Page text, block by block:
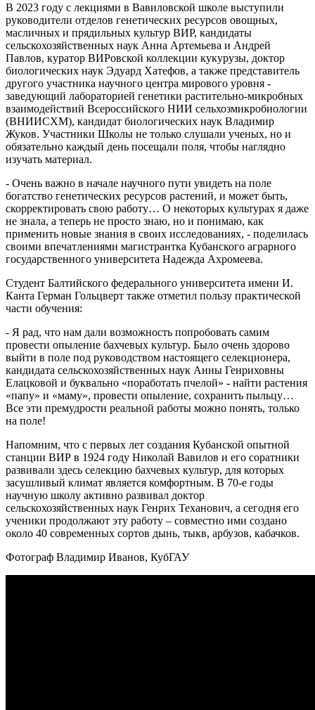
В 2023 году с лекциями в Вавиловской школе выступили
руководители отделов генетических ресурсов овощных,
масличных и прядильных культур ВИР, кандидаты
сельскохозяйственных наук Анна Артемьева и Андрей
Павлов, куратор ВИРовской коллекции кукурузы, доктор
биологических наук Эдуард Хатефов, а также представитель
другого участника научного центра мирового уровня -
заведующий лабораторией генетики растительно-микробных
взаимодействий Всероссийского НИИ сельхозмикробиологии
(ВНИИСХМ), кандидат биологических наук Владимир
Жуков. Участники Школы не только слушали ученых, но и
обязательно каждый день посещали поля, чтобы наглядно
изучать материал.
- Очень важно в начале научного пути увидеть на поле
богатство генетических ресурсов растений, и может быть,
скорректировать свою работу… О некоторых культурах я даже
не знала, а теперь не просто знаю, но и понимаю, как
применить новые знания в своих исследованиях, - поделилась
своими впечатлениями магистрантка Кубанского аграрного
государственного университета Надежда Ахромеева.
Студент Балтийского федерального университета имени И.
Канта Герман Гольцверт также отметил пользу практической
части обучения:
- Я рад, что нам дали возможность попробовать самим
провести опыление бахчевых культур. Было очень здорово
выйти в поле под руководством настоящего селекционера,
кандидата сельскохозяйственных наук Анны Генриховны
Елацковой и буквально «поработать пчелой» - найти растения
«папу» и «маму», провести опыление, сохранить пыльцу…
Все эти премудрости реальной работы можно понять, только
на поле!
Напомним, что с первых лет создания Кубанской опытной
станции ВИР в 1924 году Николай Вавилов и его соратники
развивали здесь селекцию бахчевых культур, для которых
засушливый климат является комфортным. В 70-е годы
научную школу активно развивал доктор
сельскохозяйственных наук Генрих Теханович, а сегодня его
ученики продолжают эту работу – совместно ими создано
около 40 современных сортов дынь, тыкв, арбузов, кабачков.
Фотограф Владимир Иванов, КубГАУ